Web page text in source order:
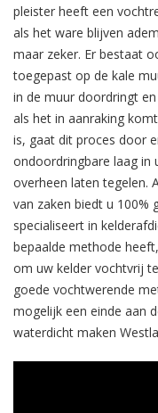
pleister heeft een
als het ware blijven
maar zeker. Er bestaat
toegepast op de kale
in de muur doordringt
als het in aanraking
is, gaat dit proces door
ondoordringbare laag in
overheen laten tegelen.
van zaken biedt u 100%
specialiseert in
bepaalde methode
om uw kelder vochtvrij
goede vochtwerende
mogelijk een einde aan
waterdicht maken